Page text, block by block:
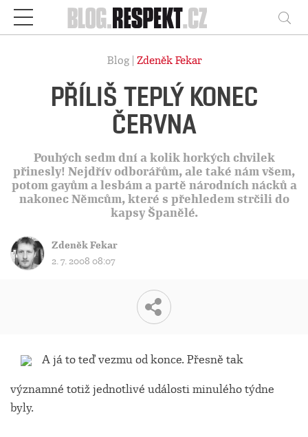
Respekt
Blog | Zdeněk Fekar
PŘÍLIŠ TEPLÝ KONEC
ČERVNA
Pouhých sedm dní a kolik horkých chvilek
přinesly! Nejdřív odborářům, ale také nám všem,
potom gayům a lesbám a partě národních nácků a
nakonec Němcům, které s přehledem strčili do
kapsy Španělé.
Zdeněk Fekar
2. 7. 2008 08:07
A já to teď vezmu od konce. Přesně tak
významné totiž jednotlivé události minulého týdne
byly.